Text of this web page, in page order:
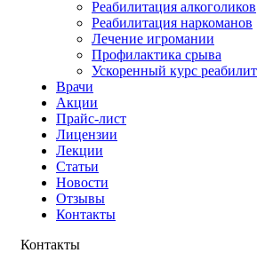
Реабилитация алкоголиков
Реабилитация наркоманов
Лечение игромании
Профилактика срыва
Ускоренный курс
Врачи
Акции
Прайс-лист
Лицензии
Лекции
Статьи
Новости
Отзывы
Контакты
Контакты